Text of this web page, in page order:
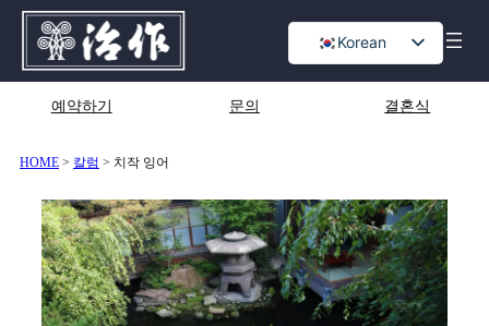
츠
가
Korean
예약하기 문의 결혼식
HOME > 칼럼 > 치작 잉어